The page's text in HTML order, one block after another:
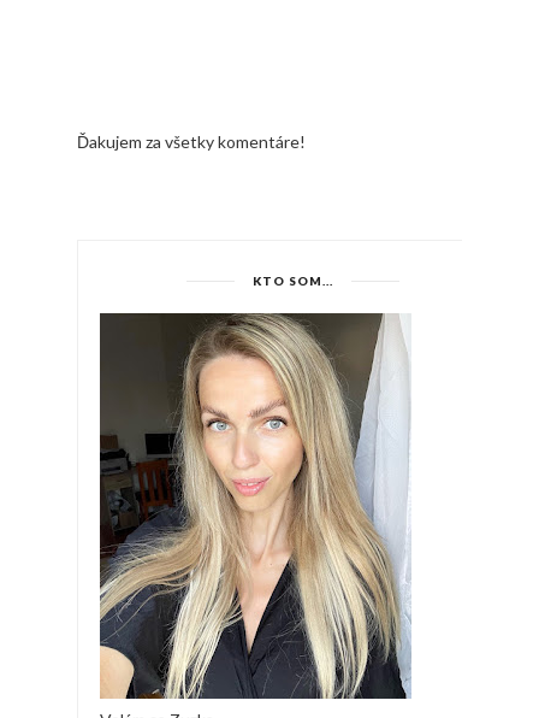
Ďakujem za všetky komentáre!
KTO SOM...